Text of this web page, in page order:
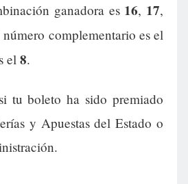
ganadora es 16, 17,
complementario es el
el 8.
tu boleto ha sido premiado
y Apuestas del Estado o